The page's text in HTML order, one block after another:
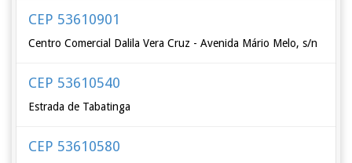
CEP 53610901
Centro Comercial Dalila Vera Cruz - Avenida Mário Melo, s/n
CEP 53610540
Estrada de Tabatinga
CEP 53610580